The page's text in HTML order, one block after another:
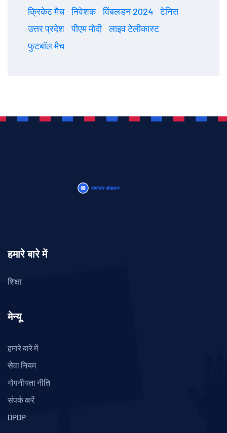
क्रिकेट मैच
निवेशक विंबलडन 2024
टेनिस
उत्तर प्रदेश
पीएम मोदी
लाइव टेलीकास्ट
फुटबॉल मैच
हमारे बारे में
शिक्षा
मेन्यू
हमारे बारे में
सेवा नियम
गोपनीयता नीति
संपर्क करें
DPDP